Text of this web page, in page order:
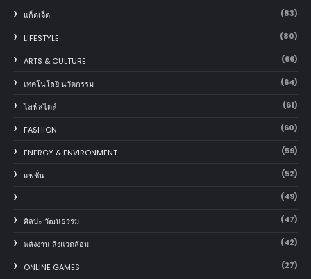
แก็ตเจ็ต (83)
LIFESTYLE (80)
ARTS & CULTURE (66)
เทคโนโลยี นวัตกรรม (64)
ไลฟ์สไตล์ (61)
FASHION (60)
ENERGY & ENVIRONMENT (59)
แฟชั่น (52)
(49)
ศิลปะ วัฒนธรรม (47)
พลังงาน สิ่งแวดล้อม (42)
ONLINE GAMES (27)